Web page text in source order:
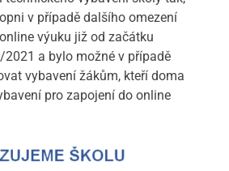
v případě dalšího omezení
výuku již od začátku
a bylo možné v případě
vybavení žákům, kteří doma
pro zapojení do online